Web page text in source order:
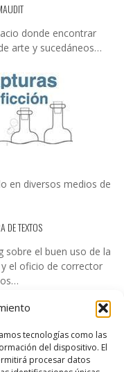
tecnologías como las
del dispositivo. El
procesar datos
donde encontrar
arte y sucedáneos…
en diversos medios de
DE TEXTOS
sobre el buen uso de la
el oficio de corrector